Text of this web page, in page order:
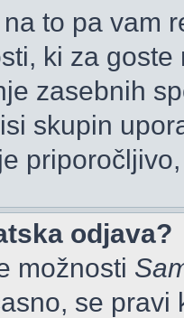
to pa vam
ki za
zasebnih
skupin
odjava?
možnosti
se pravi